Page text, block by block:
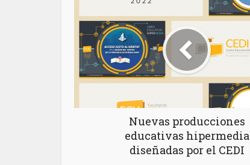
Nuevas producciones
educativas hipermedia
diseñadas por el CEDI